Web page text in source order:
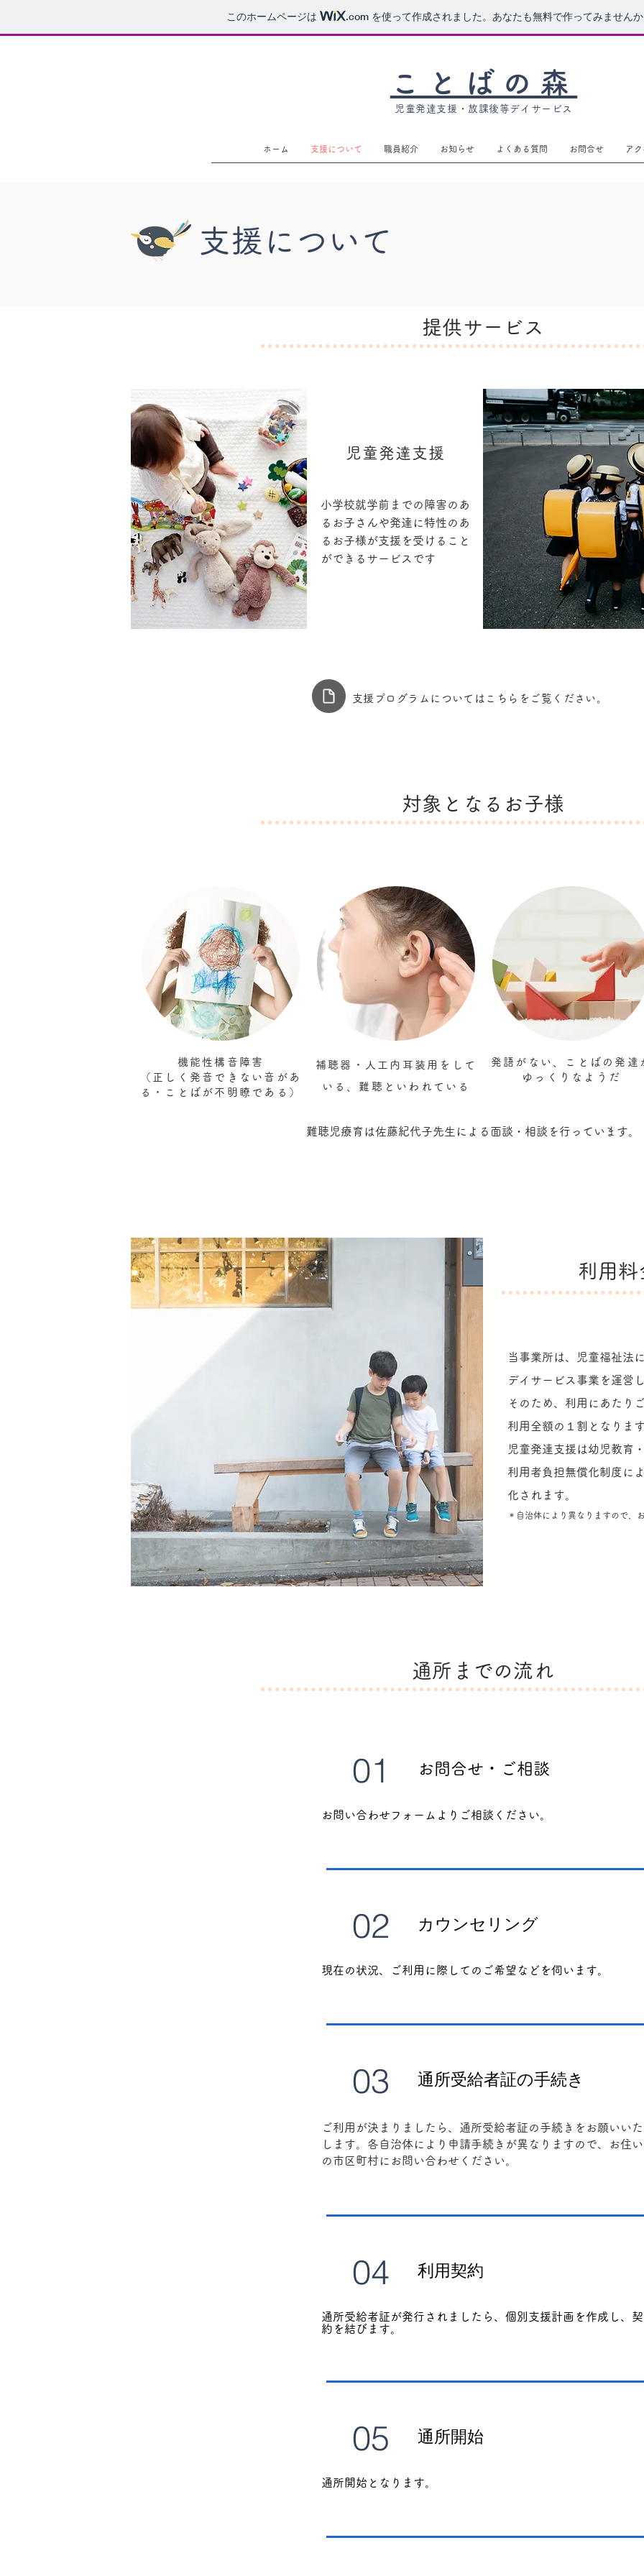
このホームページは .com を使って作成されました。あなたも無料で作ってみませんか
ことばの森
児童発達支援・放課後等デイサービス
ホーム 支援について 職員紹介 お知らせ よくある質問 お問合せ アク
支援について
提供サービス
児童発達支援
小学校就学前までの障害のあ
るお子さんや発達に特性のあ
るお子様が支援を受けること
ができるサービスです
支援プログラムについてはこちらをご覧ください。
対象となるお子様
機能性構音障害
（正しく発音できない音があ
る・
​ことば が不明瞭である）
補聴器・ 人工内耳装用 ​をして
いる、 難聴といわれている
発語がない、ことばの発達
ゆっくりなようだ
難聴児療育は佐藤紀代子先生による面談・相談を行っています。
利用料
当事業所は、児童福祉法
デイサービス事業を運営
そのため、利用にあたり
利用全額の１割となります
児童発達支援は幼児教育
利用者負担無償化制度によ
化されます。
＊自治体により異なりますので、
通所までの流れ
01 お問合せ・ご相談
お問い合わせフォームよりご相談ください。
02 カウンセリング
​現在の状況、ご利用に際してのご希望などを伺います。
03 通所受給者証の手続き
ご利用が決まりましたら、通所受給者証の手続きをお願いいた
します。 各自治体により申請手続きが異なりますので、お住い
の市区町村にお問い合わせください。
04 利用契約
通所受給者証が発行されましたら、個別支援計画を作成し、契
約を結びます。
05 通所開始
通所開始となります。